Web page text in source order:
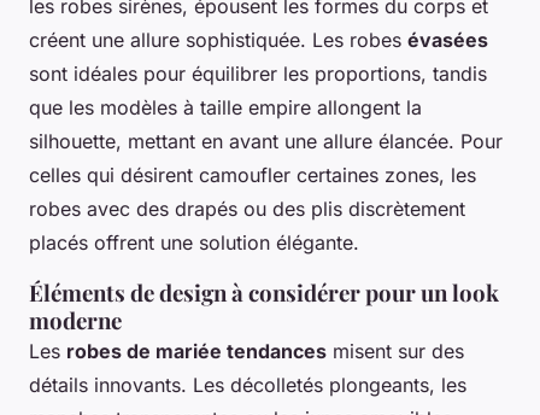
les robes sirènes, épousent les formes du corps et
créent une allure sophistiquée. Les robes évasées
sont idéales pour équilibrer les proportions, tandis
que les modèles à taille empire allongent la
silhouette, mettant en avant une allure élancée. Pour
celles qui désirent camoufler certaines zones, les
robes avec des drapés ou des plis discrètement
placés offrent une solution élégante.
Éléments de design à considérer pour un look
moderne
Les robes de mariée tendances misent sur des
détails innovants. Les décolletés plongeants, les